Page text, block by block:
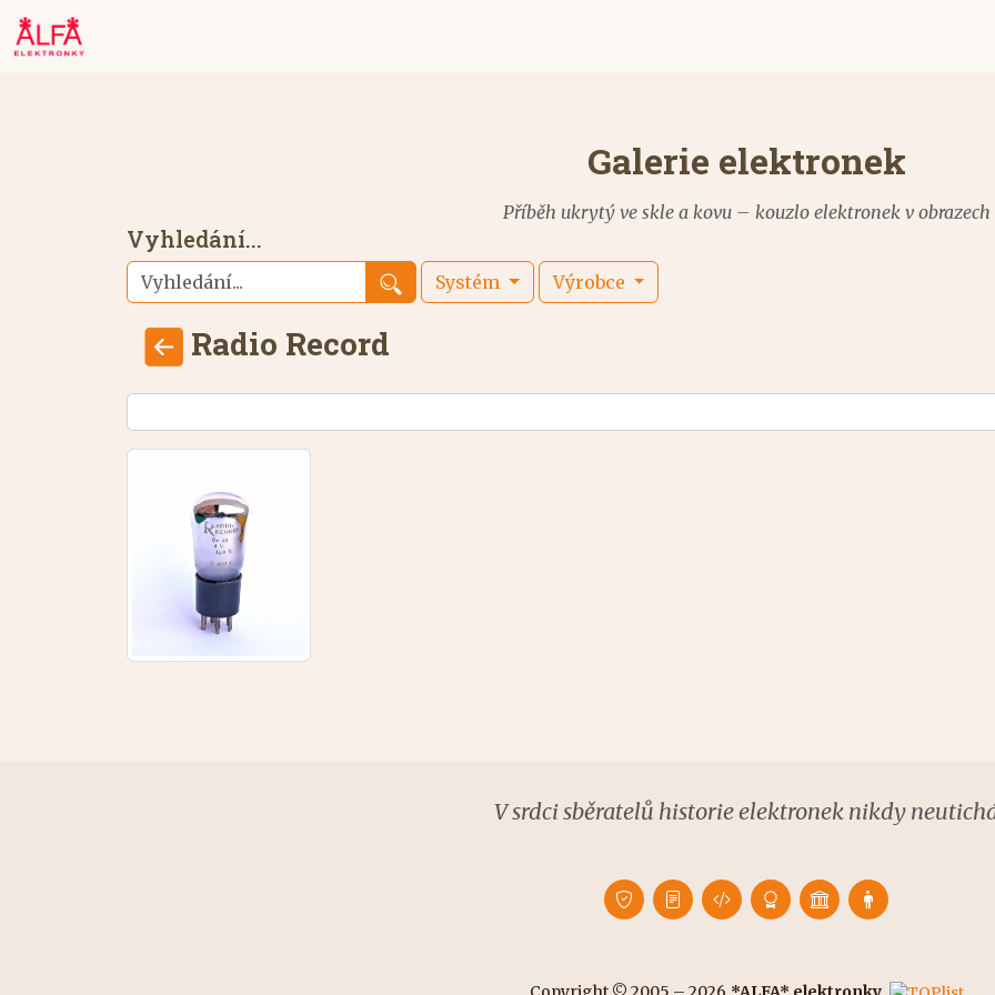
Galerie elektronek
Příběh ukrytý ve skle a kovu – kouzlo elektronek v obrazech
Vyhledání...
Systém Výrobce
Radio Record
V srdci sběratelů historie elektronek nikdy